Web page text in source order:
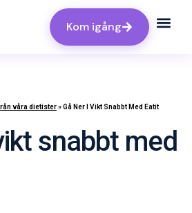
Kom igång
våra dietister»Gå Ner I Vikt Snabbt Med Eatit‍
snabbt med